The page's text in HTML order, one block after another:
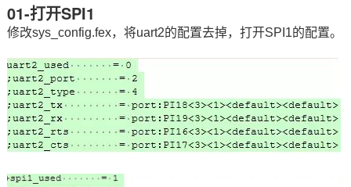
01-打开SPI1
修改sys_config.fex，将uart2的配置去掉，打开SPI1的配置。